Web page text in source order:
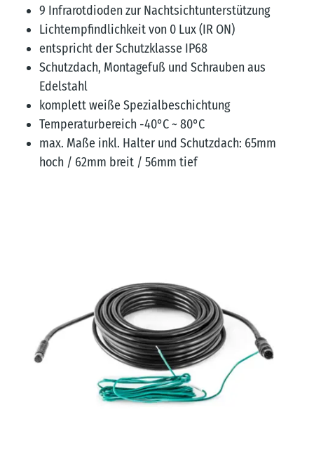
9 Infrarotdioden zur Nachtsichtunterstützung
Lichtempfindlichkeit von 0 Lux (IR ON)
entspricht der Schutzklasse IP68
Schutzdach, Montagefuß und Schrauben aus
Edelstahl
komplett weiße Spezialbeschichtung
Temperaturbereich -40°C ~ 80°C
max. Maße inkl. Halter und Schutzdach: 65mm
hoch / 62mm breit / 56mm tief